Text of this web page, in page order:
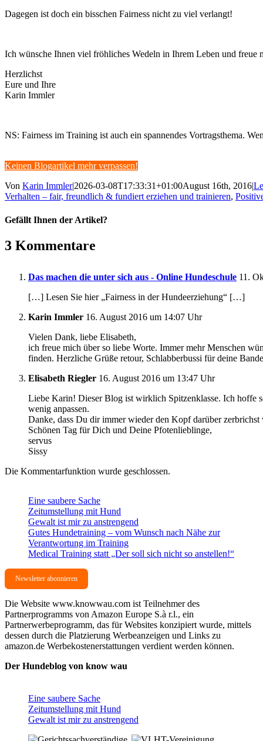
Dagegen ist doch ein bisschen Fairness nicht zu viel verlangt!
Ich wünsche Ihnen viel fröhliches Wedeln in Ihrem Leben und freue
Herzlichst
Eure und Ihre
Karin Immler
NS: Fairness im Training ist auch ein spannendes Vortragsthema.
Keinen Blogartikel mehr verpassen!
Von Karin Immler|2026-03-08T17:33:31+01:00August 16th, 2016
Verhalten – fair, freundlich & fundiert erziehen und trainieren,
Gefällt Ihnen der Artikel?
Facebook
LinkedIn
WhatsApp
Pinterest
E-
Mail
3 Kommentare
Das machen die unter sich aus - Online Hundeschule 11.
[…] Lesen Sie hier „Fairness in der Hundeerziehung“ […]
Karin Immler 16. August 2016 um 14:07 Uhr
Vielen Dank, liebe Elisabeth,
ich freue mich über so liebe Worte. Immer mehr Menschen
finden. Herzliche Grüße retour, Schlabberbussi für deine
Elisabeth Riegler 16. August 2016 um 13:47 Uhr
Liebe Karin! Dieser Blog ist wirklich Spitzenklasse. Ich hoffe
wenig anpassen.
Danke, dass Du dir immer wieder den Kopf darüber
Schönen Tag für Dich und Deine Pfotenlieblinge,
servus
Sissy
Die Kommentarfunktion wurde geschlossen.
Eine saubere Sache
Zeitumstellung mit Hund
Gewalt ist mir zu anstrengend
Gutes Hundetraining – vom Wunsch nach Nähe zur
Verantwortung im Training
Medical Training statt „Der soll sich nicht so anstellen!“
Newsletter abonnieren
Die Website www.knowwau.com ist Teilnehmer des
Partnerprogramms von Amazon Europe S.à r.l., ein
Partnerwerbeprogramm, das für Websites konzipiert wurde, mittels
dessen durch die Platzierung Werbeanzeigen und Links zu
amazon.de Werbekostenerstattungen verdient werden können.
Der Hundeblog von know wau
Eine saubere Sache
Zeitumstellung mit Hund
Gewalt ist mir zu anstrengend